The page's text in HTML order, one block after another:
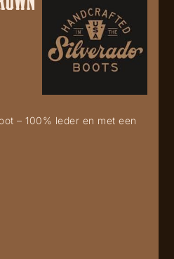
– 100% leder en met een